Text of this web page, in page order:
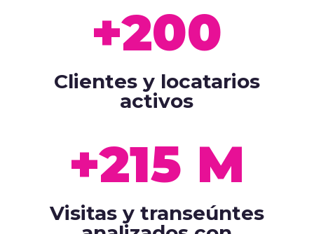
+200
Clientes y locatarios
activos
+215
Visitas y transeúntes